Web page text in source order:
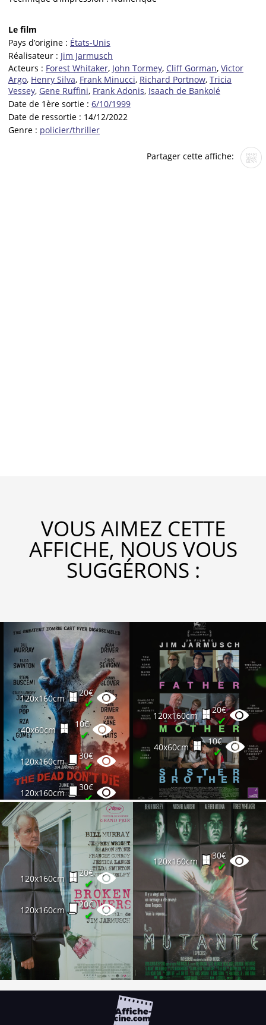
Le film
Pays d’origine : États-Unis
Réalisateur : Jim Jarmusch
Acteurs : Forest Whitaker, John Tormey, Cliff Gorman, Victor
Argo, Henry Silva, Frank Minucci, Richard Portnow, Tricia
Vessey, Gene Ruffini, Frank Adonis, Isaach de Bankolé
Date de 1ère sortie : 6/10/1999
Date de ressortie : 14/12/2022
Genre : policier/thriller
Partager cette affiche:
VOUS AIMEZ CETTE
AFFICHE, NOUS VOUS
SUGGÉRONS :
120x160cm
20€
✔
40x60cm
10€
✔
120x160cm
30€
✔
120x160cm
30€
✔
120x160cm
30€
✔
120x160cm
20€
✔
40x60cm
10€
✔
120x160cm
20€
✔
120x160cm
20€
✔
120x160cm
30€
✔